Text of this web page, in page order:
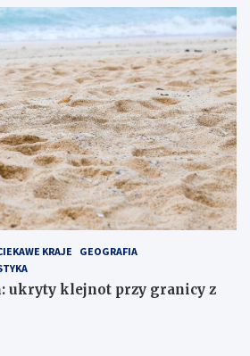
KRAJE
GEOGRAFIA
ukryty klejnot przy granicy z